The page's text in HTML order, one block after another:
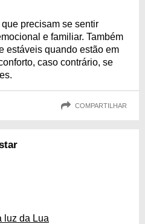
precisam se sentir
e familiar. Também
estáveis quando estão em
caso contrário, se
COMPARTILHAR
luz da Lua